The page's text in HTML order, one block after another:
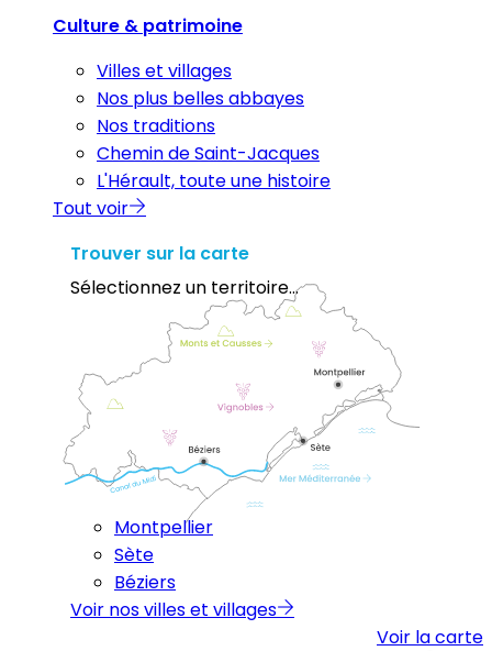
Culture & patrimoine
Villes et villages
Nos plus belles abbayes
Nos traditions
Chemin de Saint-Jacques
L'Hérault, toute une histoire
Tout voir
Trouver sur la carte
Sélectionnez un territoire...
Montpellier
Sète
Béziers
Voir nos villes et villages
Voir la carte